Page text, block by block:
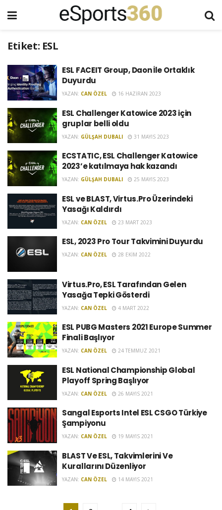
Etiket: ESL
ESL FACEIT Group, Daon İle Ortaklık
Duyurdu
YAZAN: CAN ÖZEL 16 HAZIRAN 2023
ESL Challenger Katowice 2023 için
gruplar belli oldu
YAZAN: GÜLŞAH DUBALI 31 MAYIS 2023
ECSTATIC, ESL Challenger Katowice
2023’e katılmaya hak kazandı
YAZAN: GÜLŞAH DUBALI 25 MAYIS 2023
ESL ve BLAST, Virtus.Pro Üzerindeki
Yasağı Kaldırdı
YAZAN: CAN ÖZEL 23 MART 2023
ESL, 2023 Pro Tour Takvimini Duyurdu
YAZAN: CAN ÖZEL 28 EKIM 2022
Virtus.Pro, ESL Tarafından Gelen
Yasağa Tepki Gösterdi
YAZAN: CAN ÖZEL 4 MART 2022
ESL PUBG Masters 2021 Europe Summer
Finali Başlıyor
YAZAN: CAN ÖZEL 24 TEMMUZ 2021
ESL National Championship Global
Playoff Spring Başlıyor
YAZAN: CAN ÖZEL 26 MAYIS 2021
Sangal Esports Intel ESL CSGO Türkiye
Şampiyonu
YAZAN: CAN ÖZEL 19 MAYIS 2021
BLAST Ve ESL, Takvimlerini Ve
Kurallarını Düzenliyor
YAZAN: CAN ÖZEL 14 MAYIS 2021